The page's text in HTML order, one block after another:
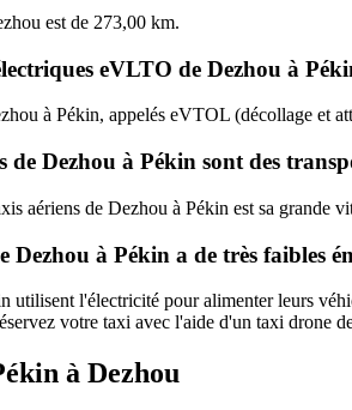
est de 273,00 km.
eVLTO de Dezhou à
à Pékin, appelés eVTOL (décollage et
de Dezhou à Pékin sont des
aériens de Dezhou à Pékin est sa grande
à Pékin a de très faibles
utilisent l'électricité pour alimenter leurs
votre taxi avec l'aide d'un taxi drone
à Dezhou